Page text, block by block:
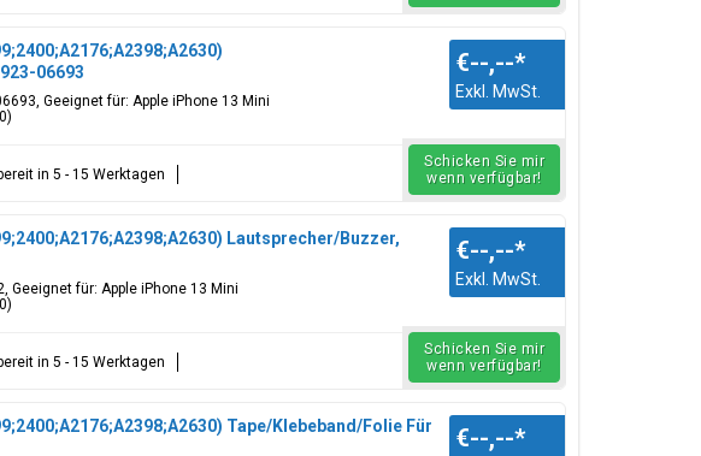
06693
Geeignet für: Apple iPhone 13 Mini
€--,--*
Exkl. MwSt.
in 5 - 15 Werktagen
Schicken Sie mir
wenn verfügbar!
Lautsprecher/Buzzer,
Geeignet für: Apple iPhone 13 Mini
€--,--*
Exkl. MwSt.
in 5 - 15 Werktagen
Schicken Sie mir
wenn verfügbar!
Tape/Klebeband/Folie Für
€--,--*